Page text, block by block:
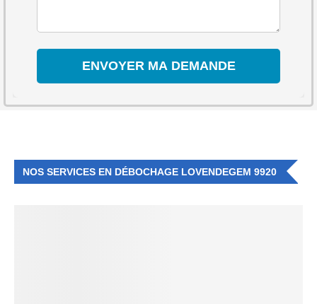
NOS SERVICES EN DÉBOCHAGE LOVENDEGEM 9920